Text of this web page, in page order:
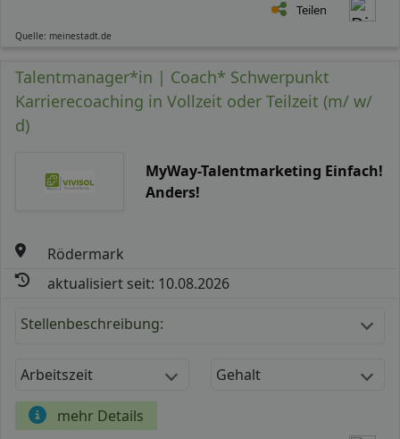
Teilen
Quelle: meinestadt.de
Talentmanager*in | Coach* Schwerpunkt
Karrierecoaching in Vollzeit oder Teilzeit (m/ w/
d)
MyWay-Talentmarketing Einfach!
Anders!
Rödermark
aktualisiert seit: 10.08.2026
Stellenbeschreibung:
Arbeitszeit Gehalt
mehr Details